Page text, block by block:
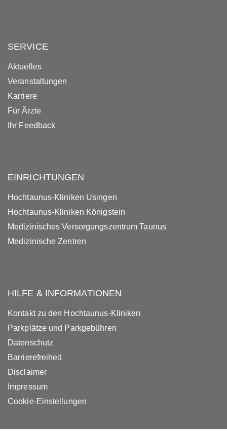
SERVICE
Aktuelles
Veranstaltungen
Karriere
Für Ärzte
Ihr Feedback
EINRICHTUNGEN
Hochtaunus-Kliniken Usingen
Hochtaunus-Kliniken Königstein
Medizinisches Versorgungszentrum Taunus
Medizinische Zentren
HILFE & INFORMATIONEN
Kontakt zu den Hochtaunus-Kliniken
Parkplätze und Parkgebühren
Datenschutz
Barrierefreiheit
Disclaimer
Impressum
Cookie-Einstellungen